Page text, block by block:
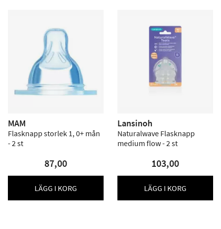
MAM
Flasknapp storlek 1, 0+ mån
- 2 st
87,00
LÄGG I KORG
Lansinoh
Naturalwave Flasknapp
medium flow - 2 st
103,00
LÄGG I KORG